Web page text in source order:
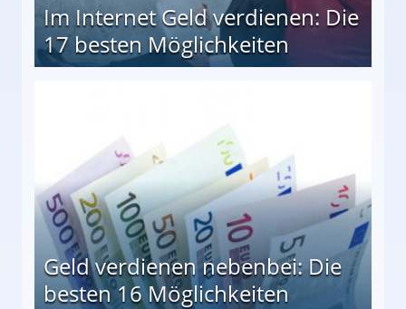
Im Internet Geld verdienen: Die
17 besten Möglichkeiten
Geld verdienen nebenbei: Die
besten 16 Möglichkeiten